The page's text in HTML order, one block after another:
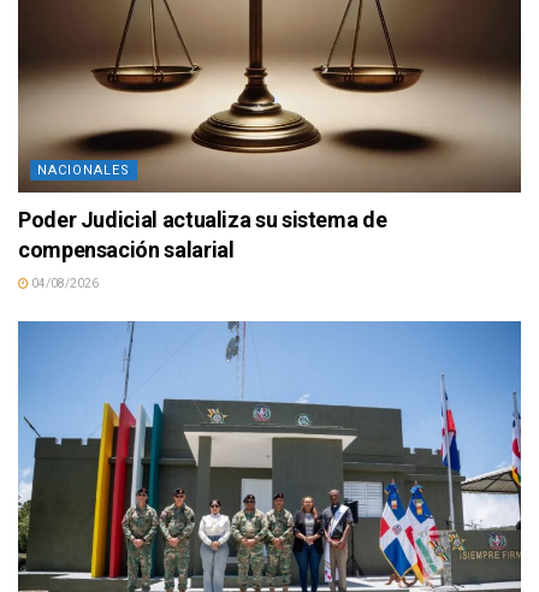
NACIONALES
Poder Judicial actualiza su sistema de
compensación salarial
04/08/2026